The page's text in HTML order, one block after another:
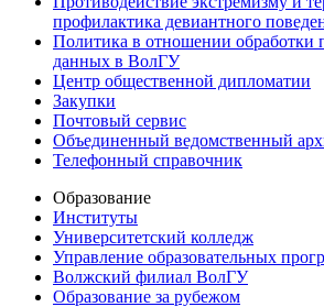
профилактика девиантного
Политика в отношении обработки
данных в ВолГУ
Центр общественной дипломатии
Закупки
Почтовый сервис
Объединенный ведомственный
Телефонный справочник
Образование
Институты
Университетский колледж
Управление образовательных
Волжский филиал ВолГУ
Образование за рубежом